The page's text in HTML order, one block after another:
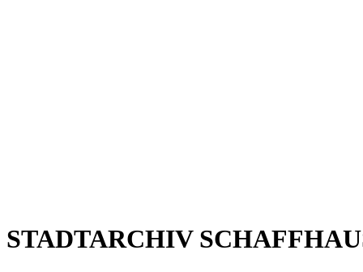
STADTARCHIV